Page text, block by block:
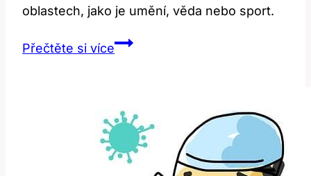
oblastech, jako je umění, věda nebo sport.
Přečtěte si víceAdept:
definuje
zručnost
a